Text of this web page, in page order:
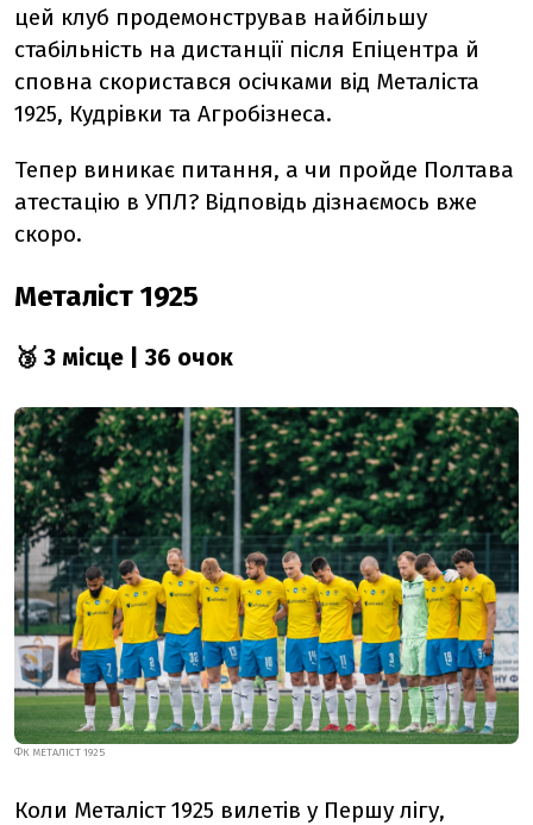
цей клуб продемонстрував найбільшу
стабільність на дистанції після Епіцентра й
сповна скористався осічками від Металіста
1925, Кудрівки та Агробізнеса.
Тепер виникає питання, а чи пройде Полтава
атестацію в УПЛ? Відповідь дізнаємось вже
скоро.
Металіст 1925
🥉 3 місце | 36 очок
ФК МЕТАЛІСТ 1925
Коли Металіст 1925 вилетів у Першу лігу,